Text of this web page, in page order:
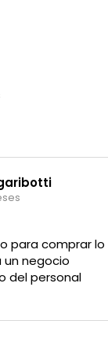
tanto para la